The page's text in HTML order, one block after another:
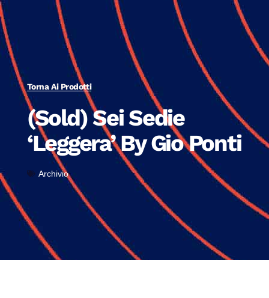
Torna Ai Prodotti
(Sold) Sei Sedie
‘Leggera’ By Gio Ponti
Archivio